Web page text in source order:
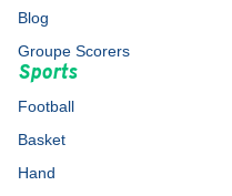
Blog
Groupe Scorers
Sports
Football
Basket
Hand